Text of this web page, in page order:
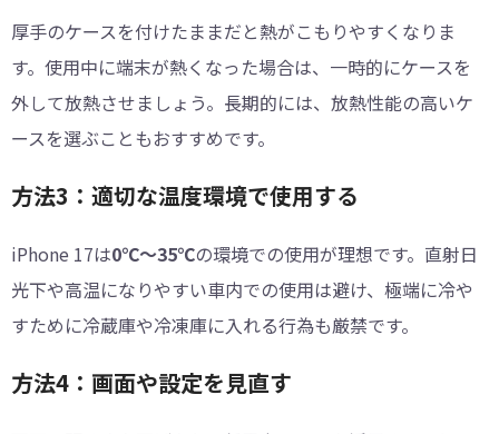
厚手のケースを付けたままだと熱がこもりやすくなりま
す。使用中に端末が熱くなった場合は、一時的にケースを
外して放熱させましょう。長期的には、放熱性能の高いケ
ースを選ぶこともおすすめです。
方法3：適切な温度環境で使用する
iPhone 17は0℃～35℃の環境での使用が理想です。直射日
光下や高温になりやすい車内での使用は避け、極端に冷や
すために冷蔵庫や冷凍庫に入れる行為も厳禁です。
方法4：画面や設定を見直す